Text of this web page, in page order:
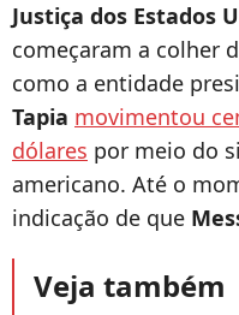
Justiça dos Estados
começaram a colher
como a entidade
Tapia movimentou
dólares por meio do
americano. Até o
indicação de que
Veja também